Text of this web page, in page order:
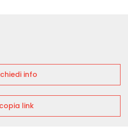
info
copia link